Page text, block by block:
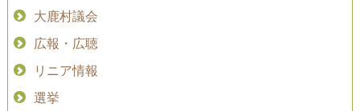
大鹿村議会
広報・広聴
リニア情報
選挙